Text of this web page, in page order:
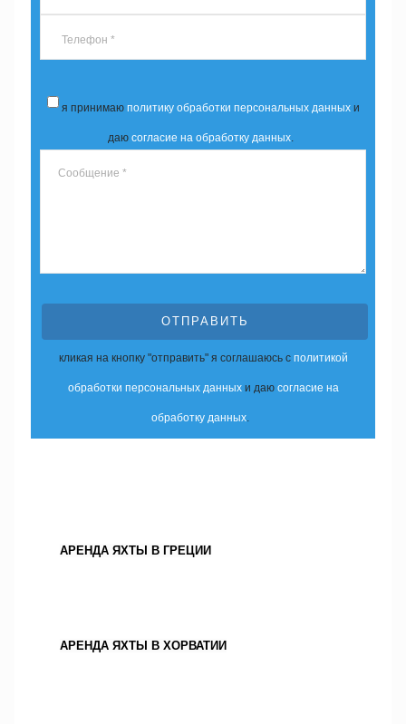
я принимаю политику обработки персональных данныхи
даю согласие на обработку данных.
ОТПРАВИТЬ
кликая на кнопку "отправить" я соглашаюсь с политикой
обработки персональных данныхи даю согласие на
обработку данных.
АРЕНДА ЯХТЫ В ГРЕЦИИ
АРЕНДА ЯХТЫ В ХОРВАТИИ